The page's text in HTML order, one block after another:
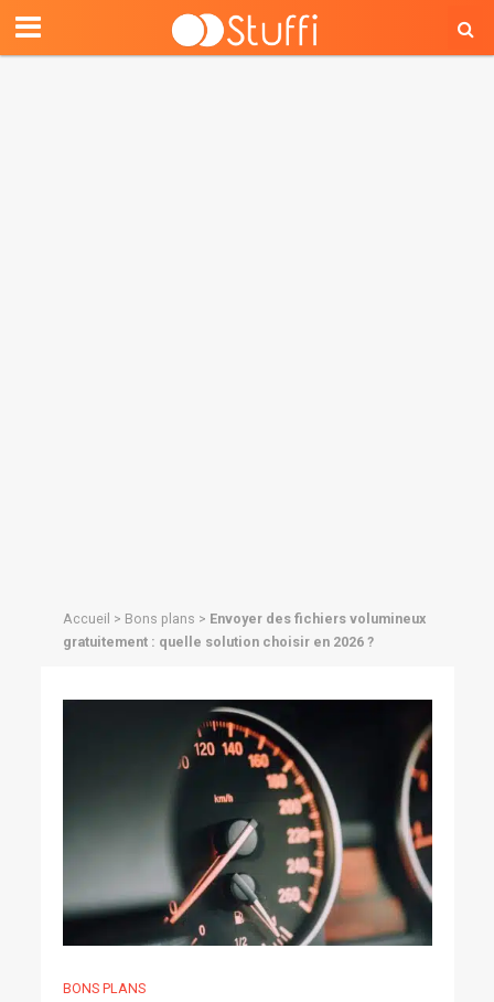
Accueil > Bons plans > Envoyer des fichiers volumineux
gratuitement : quelle solution choisir en 2026 ?
BONS PLANS